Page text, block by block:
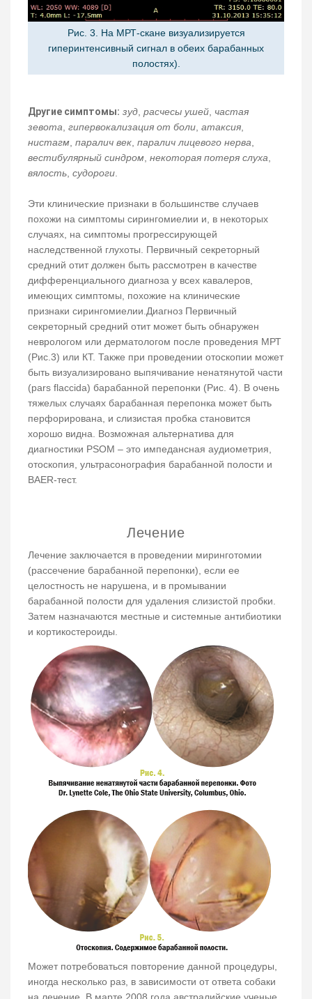
Рис. 3. На МРТ-скане визуализируется
гиперинтенсивный сигнал в обеих барабанных
полостях).
Другие симптомы: зуд, расчесы ушей, частая
зевота, гипервокализация от боли, атаксия,
нистагм, паралич век, паралич лицевого нерва,
вестибулярный синдром, некоторая потеря слуха,
вялость, судороги.
Эти клинические признаки в большинстве случаев
похожи на симптомы сирингомиелии и, в некоторых
случаях, на симптомы прогрессирующей
наследственной глухоты. Первичный секреторный
средний отит должен быть рассмотрен в качестве
дифференциального диагноза у всех кавалеров,
имеющих симптомы, похожие на клинические
признаки сирингомиелии.Диагноз Первичный
секреторный средний отит может быть обнаружен
неврологом или дерматологом после проведения МРТ
(Рис.3) или КТ. Также при проведении отоскопии может
быть визуализировано выпячивание ненатянутой части
(pars flaccida) барабанной перепонки (Рис. 4). В очень
тяжелых случаях барабанная перепонка может быть
перфорирована, и слизистая пробка становится
хорошо видна. Возможная альтернатива для
диагностики PSOM – это импедансная аудиометрия,
отоскопия, ультрасонография барабанной полости и
BAER-тест.
Лечение
Лечение заключается в проведении миринготомии
(рассечение барабанной перепонки), если ее
целостность не нарушена, и в промывании
барабанной полости для удаления слизистой пробки.
Затем назначаются местные и системные антибиотики
и кортикостероиды.
Может потребоваться повторение данной процедуры,
иногда несколько раз, в зависимости от ответа собаки